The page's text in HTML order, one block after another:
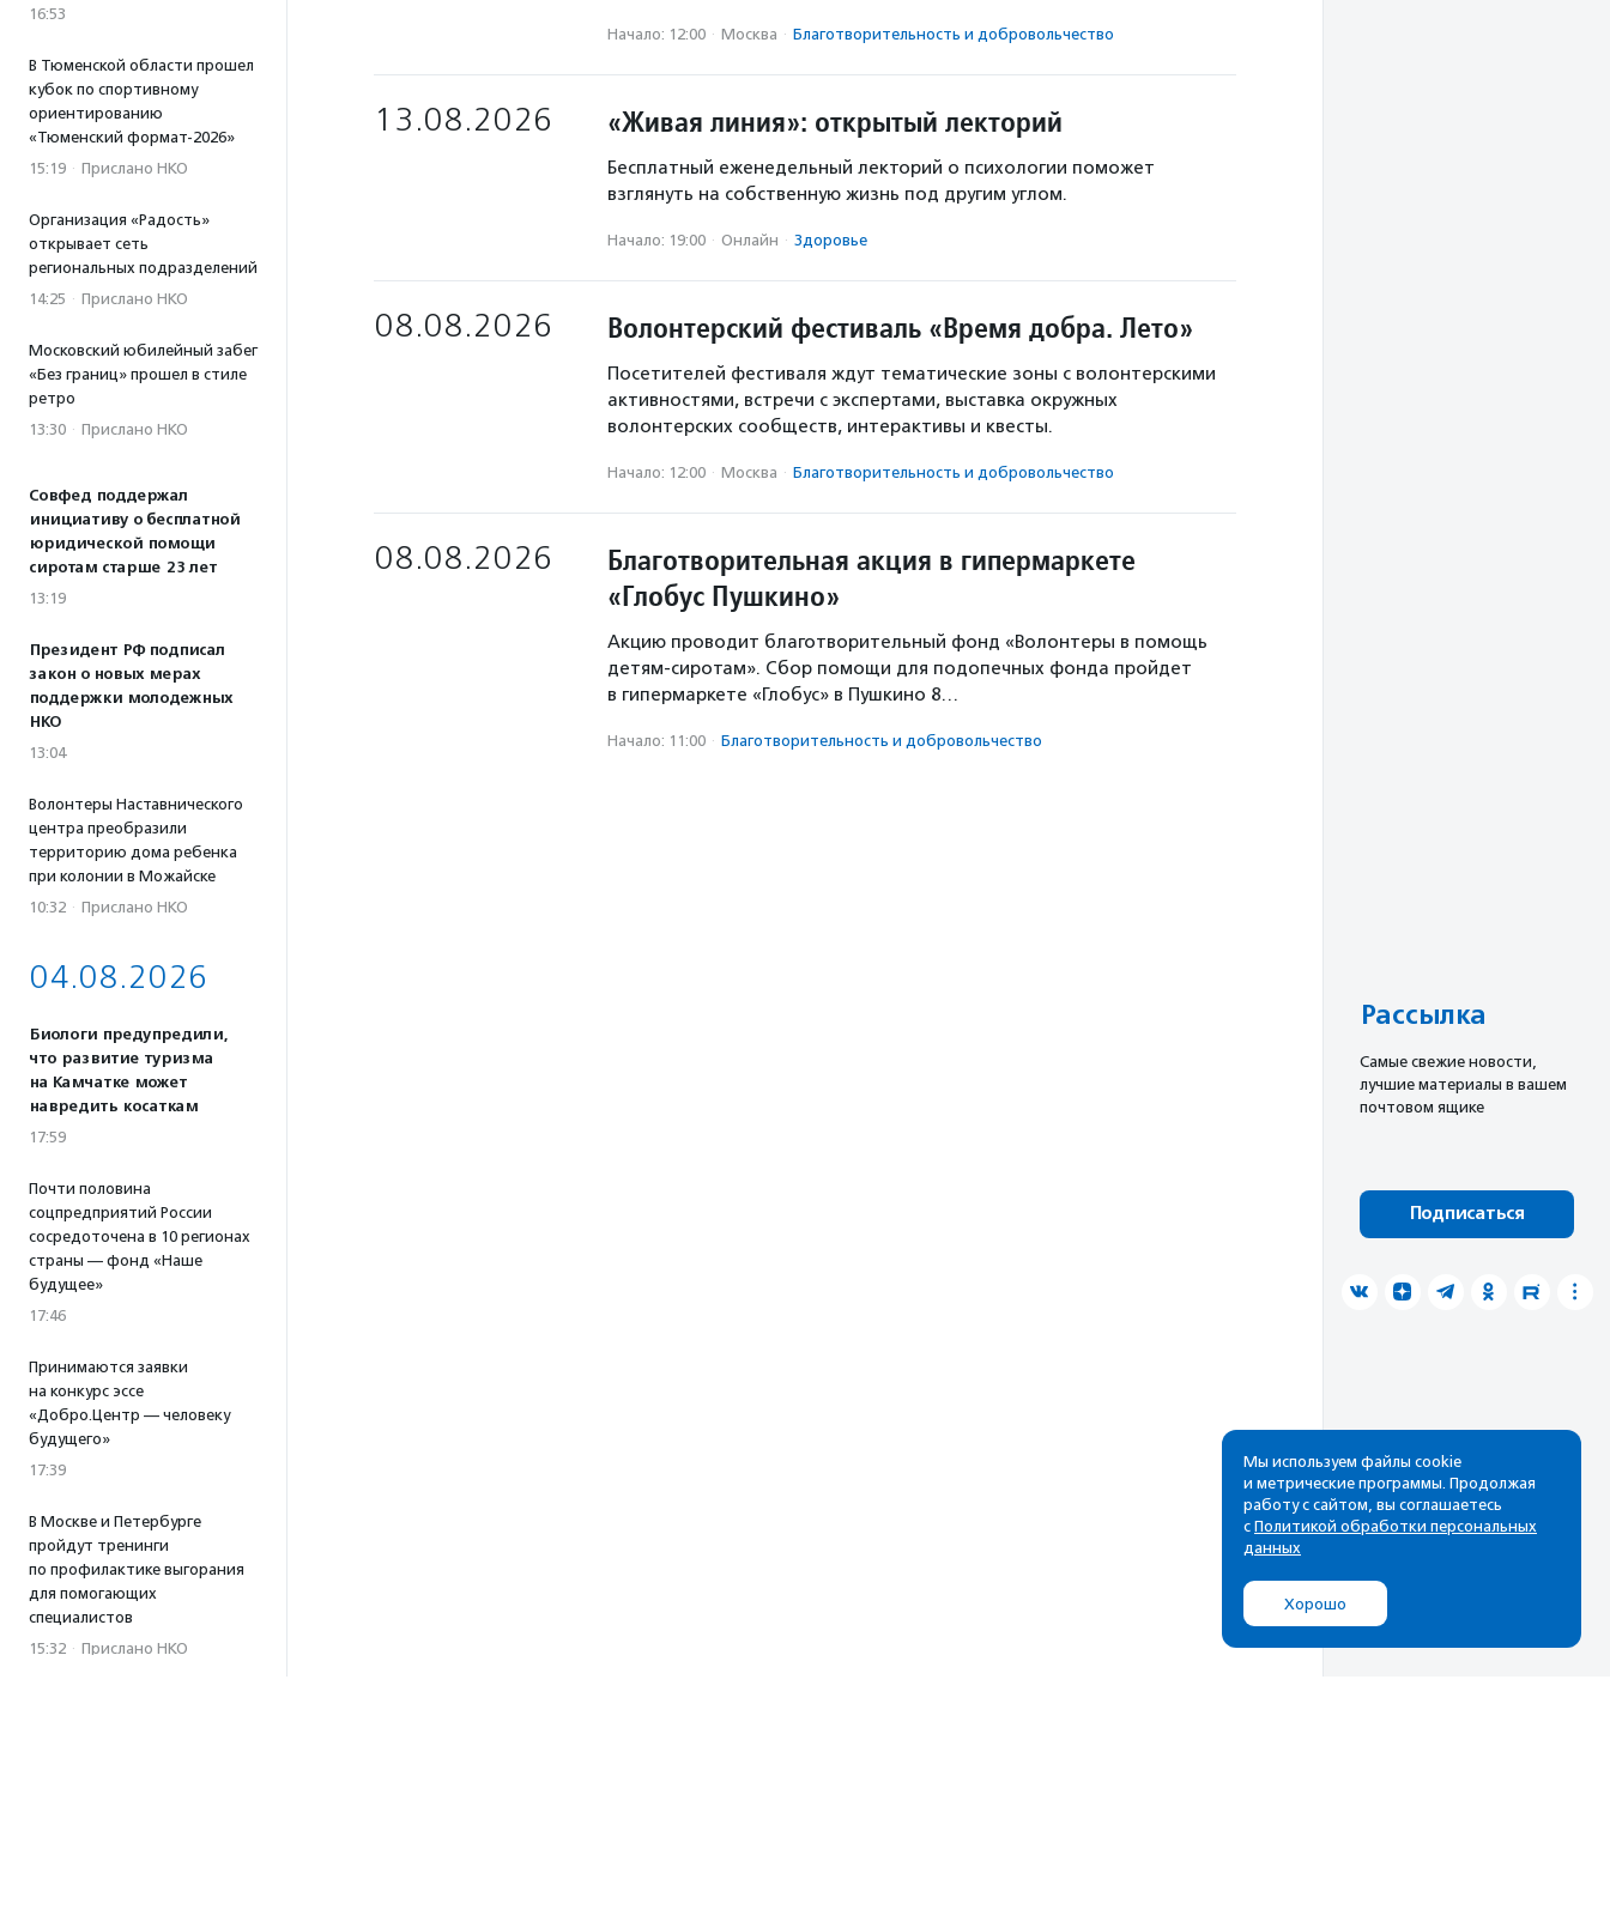
16:53
В Тюменской области прошел
кубок по спортивному
ориентированию
«Тюменский формат-2026»
15:19 · Прислано НКО
Организация «Радость»
открывает сеть
региональных подразделений
14:25 · Прислано НКО
Московский юбилейный забег
«Без границ» прошел в стиле
ретро
13:30 · Прислано НКО
Совфед поддержал
инициативу о бесплатной
юридической помощи
сиротам старше 23 лет
13:19
Президент РФ подписал
закон о новых мерах
поддержки молодежных
НКО
13:04
Волонтеры Наставнического
центра преобразили
территорию дома ребенка
при колонии в Можайске
10:32 · Прислано НКО
04.08.2026
Биологи предупредили,
что развитие туризма
на Камчатке может
навредить косаткам
17:59
Почти половина
соцпредприятий России
сосредоточена в 10 регионах
страны — фонд «Наше
будущее»
17:46
Принимаются заявки
на конкурс эссе
«Добро.Центр — человеку
будущего»
17:39
В Москве и Петербурге
пройдут тренинги
по профилактике выгорания
для помогающих
специалистов
15:32 · Прислано НКО
Начало: 12:00 · Москва · Благотвори­тель­ность и доброволь­чест­во
13.08.2026 «Живая линия»: открытый лекторий
Бесплатный еженедельный лекторий о психологии поможет
взглянуть на собственную жизнь под другим углом.
Начало: 19:00 · Онлайн · Здоровье
08.08.2026 Волонтерский фестиваль «Время добра. Лето»
Посетителей фестиваля ждут тематические зоны с волонтерскими
активностями, встречи с экспертами, выставка окружных
волонтерских сообществ, интерактивы и квесты.
Начало: 12:00 · Москва · Благотвори­тель­ность и доброволь­чест­во
08.08.2026
Благотворительная акция в гипермаркете
«Глобус Пушкино»
Акцию проводит благотворительный фонд «Волонтеры в помощь
детям-сиротам». Сбор помощи для подопечных фонда пройдет
в гипермаркете «Глобус» в Пушкино 8…
Начало: 11:00 · Благотвори­тель­ность и доброволь­чест­во
Рассылка
Cамые свежие новости,
лучшие материалы в вашем
почтовом ящике
Подписаться
Мы используем файлы cookie
и метрические программы. Продолжая
работу с сайтом, вы соглашаетесь
с Политикой обработки персональных
данных
Хорошо